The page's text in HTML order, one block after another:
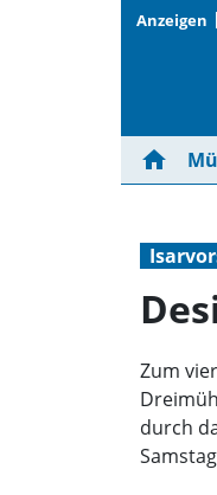
Anzeigen
home
Zum
durch